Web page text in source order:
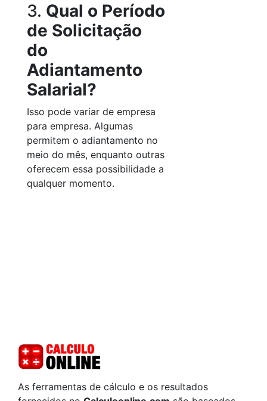
3. Qual o Período
de Solicitação
do
Adiantamento
Salarial?
Isso pode variar de empresa
para empresa. Algumas
permitem o adiantamento no
meio do mês, enquanto outras
oferecem essa possibilidade a
qualquer momento.
As ferramentas de cálculo e os resultados